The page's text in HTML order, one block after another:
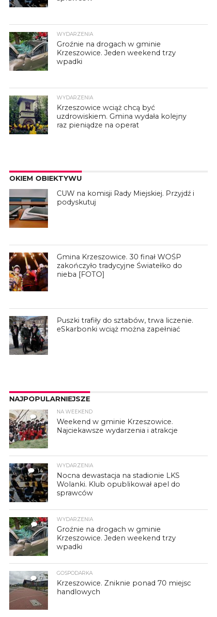
WYDARZENIA
Groźnie na drogach w gminie
Krzeszowice. Jeden weekend trzy
wpadki
WYDARZENIA
Krzeszowice wciąż chcą być
uzdrowiskiem. Gmina wydała kolejny
raz pieniądze na operat
OKIEM OBIEKTYWU
CUW na komisji Rady Miejskiej. Przyjdź i
podyskutuj
Gmina Krzeszowice. 30 finał WOŚP
zakończyło tradycyjne Światełko do
nieba [FOTO]
Puszki trafiły do sztabów, trwa liczenie.
eSkarbonki wciąż można zapełniać
NAJPOPULARNIEJSZE
4
NA WEEKEND
Weekend w gminie Krzeszowice.
Najciekawsze wydarzenia i atrakcje
14
WYDARZENIA
Nocna dewastacja na stadionie LKS
Wolanki. Klub opublikował apel do
sprawców
3
WYDARZENIA
Groźnie na drogach w gminie
Krzeszowice. Jeden weekend trzy
wpadki
7
GOSPODARKA
Krzeszowice. Zniknie ponad 70 miejsc
handlowych